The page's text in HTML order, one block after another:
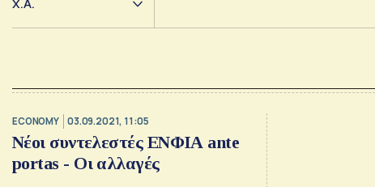
Χ.Α.
ECONOMY 03.09.2021, 11:05
Νέοι συντελεστές ΕΝΦΙΑ ante
portas - Οι αλλαγές